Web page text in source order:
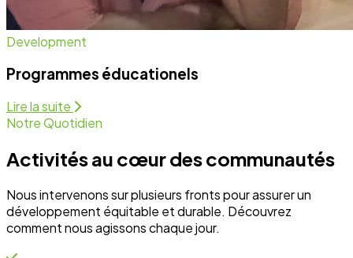
Activité régulière
Activité régulière
Activité régulière